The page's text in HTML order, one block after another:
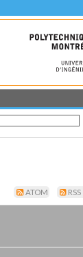
ATOM